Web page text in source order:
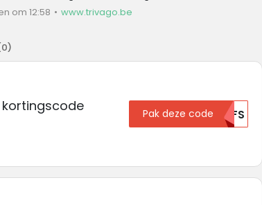
om 12:58 www.trivago.be
0)
kortingscode
Pak deze code MDFS